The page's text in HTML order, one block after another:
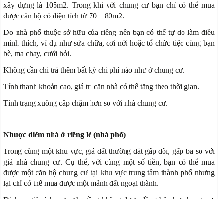
xây dựng là 105m2. Trong khi với chung cư bạn chỉ có thể mua
được căn hộ có diện tích từ 70 – 80m2.
Do nhà phố thuộc sở hữu của riêng nên bạn có thể tự do làm điều
mình thích, ví dụ như sửa chữa, cơi nới hoặc tổ chức tiệc cùng bạn
bè, ma chay, cưới hỏi.
Không cần chi trả thêm bất kỳ chi phí nào như ở chung cư.
Tính thanh khoản cao, giá trị căn nhà có thể tăng theo thời gian.
Tình trạng xuống cấp chậm hơn so với nhà chung cư.
Nhược điểm nhà ở riêng lẻ (nhà phố)
Trong cùng một khu vực, giá đất thường đắt gấp đôi, gấp ba so với
giá nhà chung cư. Cụ thể, với cùng một số tiền, bạn có thể mua
được một căn hộ chung cư tại khu vực trung tâm thành phố nhưng
lại chỉ có thể mua được một mảnh đất ngoại thành.